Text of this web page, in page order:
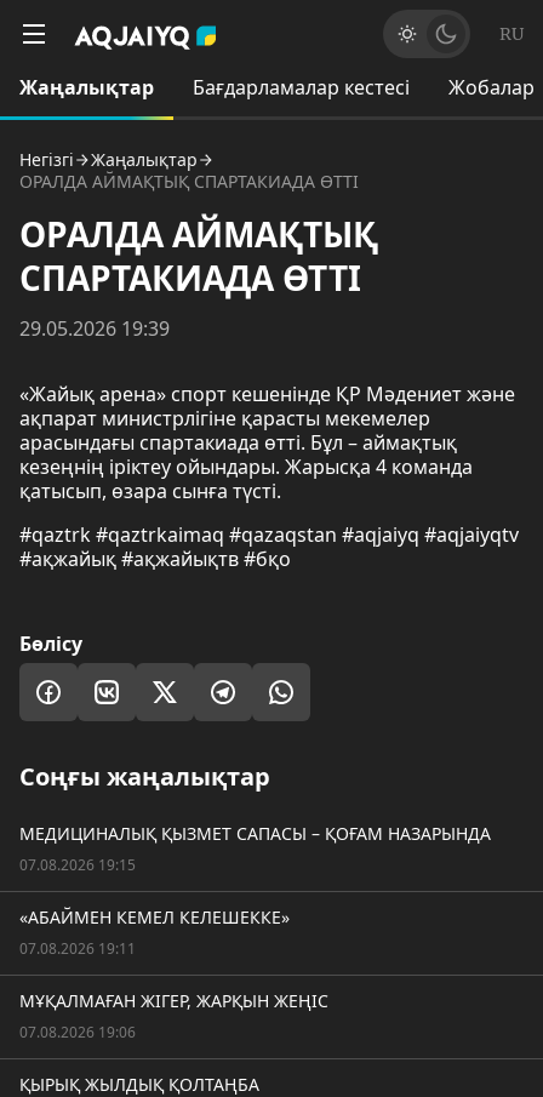
RU
Жаңалықтар Бағдарламалар кестесі Жобалар
Негізгі
Жаңалықтар
ОРАЛДА АЙМАҚТЫҚ СПАРТАКИАДА ӨТТІ
ОРАЛДА АЙМАҚТЫҚ
СПАРТАКИАДА ӨТТІ
29.05.2026 19:39
«Жайық арена» спорт кешенінде ҚР Мәдениет және
ақпарат министрлігіне қарасты мекемелер
арасындағы спартакиада өтті. Бұл – аймақтық
кезеңнің іріктеу ойындары. Жарысқа 4 команда
қатысып, өзара сынға түсті.
#qaztrk #qaztrkaimaq #qazaqstan #aqjaiyq #aqjaiyqtv
#ақжайық #ақжайықтв #бқо
Бөлісу
Соңғы жаңалықтар
МЕДИЦИНАЛЫҚ ҚЫЗМЕТ САПАСЫ – ҚОҒАМ НАЗАРЫНДА
07.08.2026 19:15
«АБАЙМЕН КЕМЕЛ КЕЛЕШЕККЕ»
07.08.2026 19:11
МҰҚАЛМАҒАН ЖІГЕР, ЖАРҚЫН ЖЕҢІС
07.08.2026 19:06
ҚЫРЫҚ ЖЫЛДЫҚ ҚОЛТАҢБА